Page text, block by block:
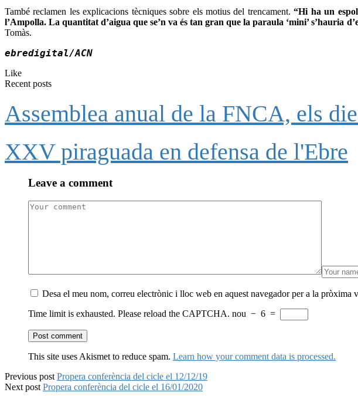
També reclamen les explicacions tècniques sobre els motius del trencament.“Hi ha un
l’Ampolla. La quantitat d’aigua que se’n va és tan gran que la paraula ‘mini’ s’hauria
Tomàs.
ebredigital/ACN
Like
Recent posts
Assemblea anual de la FNCA, els
XXV piraguada en defensa de l'Ebre
Leave a comment
Desa el meu nom, correu electrònic i lloc web en aquest navegador per a la pròxima
Time limit is exhausted. Please reload the CAPTCHA. nou − 6 =
This site uses Akismet to reduce spam. Learn how your comment data is processed.
Previous post Propera conferència del cicle el 12/12/19
Next post Propera conferència del cicle el 16/01/2020